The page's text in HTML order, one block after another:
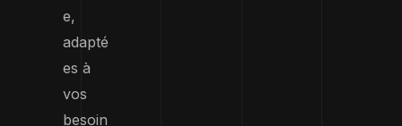
e,
adapté
es à
vos
besoin